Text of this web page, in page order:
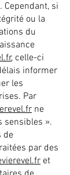
Cependant, si
ou la
du
, celle-ci
informer
les
Par
ne
sensibles ».
de
par des
et